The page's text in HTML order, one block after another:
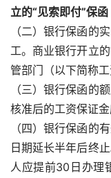
立的“见索即付”保函
（二）银行保函的
工。商业银行开立
管部门（以下简称
（三）银行保函的
核准后的工资保证金
（四）银行保函的
日期延长半年后终
人应提前30日办理